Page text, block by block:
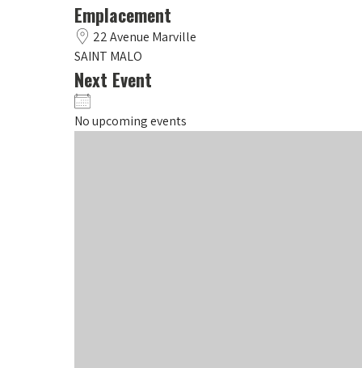
Emplacement
22 Avenue Marville
SAINT MALO
Next Event
No upcoming events